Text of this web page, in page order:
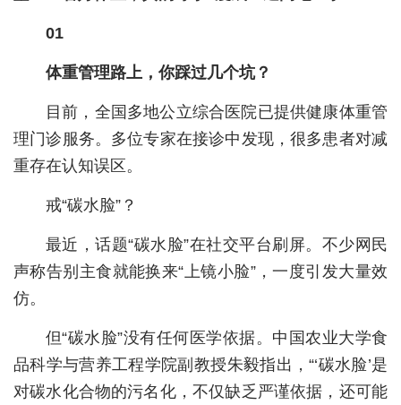
城建
科教
健康
悠游
房产
消费
创意
文化
01
体重管理路上，你踩过几个坑？
目前，全国多地公立综合医院已提供健康体重管
理门诊服务。多位专家在接诊中发现，很多患者对减
重存在认知误区。
戒“碳水脸”？
最近，话题“碳水脸”在社交平台刷屏。不少网民
声称告别主食就能换来“上镜小脸”，一度引发大量效
仿。
但“碳水脸”没有任何医学依据。中国农业大学食
品科学与营养工程学院副教授朱毅指出，“‘碳水脸’是
对碳水化合物的污名化，不仅缺乏严谨依据，还可能